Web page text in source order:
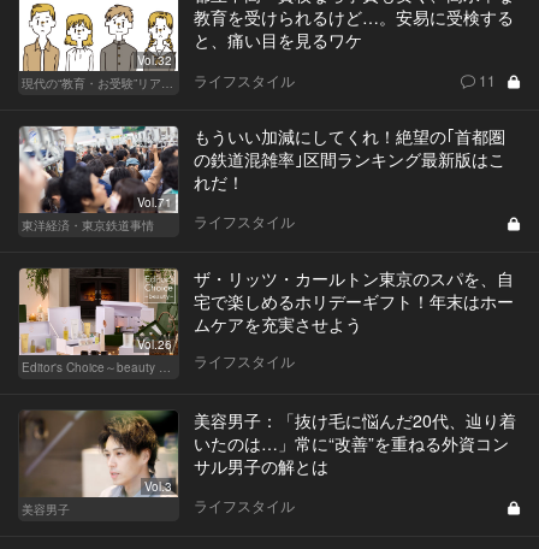
Vol.32
現代の“教育・お受験”リアルドキュメント
教育を受けられるけど…。安易に受検する
と、痛い目を見るワケ
ライフスタイル 11
Vol.71
東洋経済・東京鉄道事情
もういい加減にしてくれ！絶望の｢首都圏
の鉄道混雑率｣区間ランキング最新版はこ
れだ！
ライフスタイル
Vol.26
Editor's Choice～beauty & wellness～
ザ・リッツ・カールトン東京のスパを、自
宅で楽しめるホリデーギフト！年末はホー
ムケアを充実させよう
ライフスタイル
Vol.3
美容男子
美容男子：「抜け毛に悩んだ20代、辿り着
いたのは…」常に“改善”を重ねる外資コン
サル男子の解とは
ライフスタイル